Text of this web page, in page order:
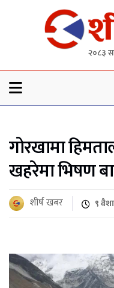
२०८३
गोरखामा
खहरेमा भिषण
शीर्ष खबर ९